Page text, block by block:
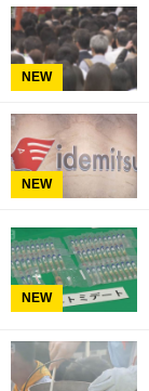
NEW
NEW
NEW